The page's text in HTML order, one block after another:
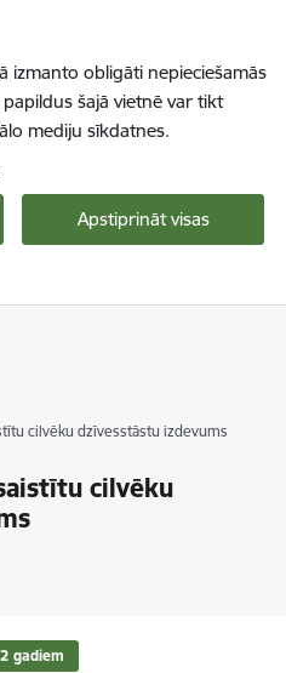
izmanto obligāti nepieciešamās
šajā vietnē var tikt
mediju sīkdatnes.
Apstiprināt visas
cilvēku dzīvesstāstu izdevums
cilvēku
gadiem